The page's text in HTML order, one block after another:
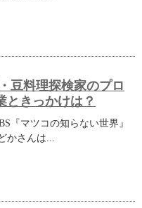
豆料理探検家のプロ
ときっかけは？
『マツコの知らない世界』
かさんは...